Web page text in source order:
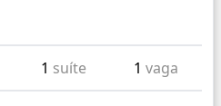
1 suíte 1 vaga